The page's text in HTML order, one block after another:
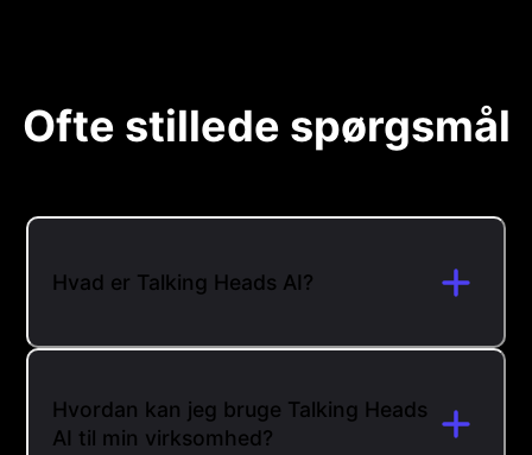
Ofte stillede spørgsmål
Hvad er Talking Heads AI?
Hvordan kan jeg bruge Talking Heads
AI til min virksomhed?